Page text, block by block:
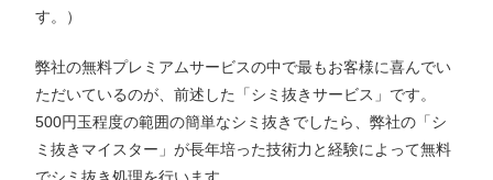
す。）
弊社の無料プレミアムサービスの中で最もお客様に喜んでい
ただいているのが、前述した「シミ抜きサービス」です。
500円玉程度の範囲の簡単なシミ抜きでしたら、弊社の「シ
ミ抜きマイスター」が長年培った技術力と経験によって無料
でシミ抜き処理を行います。